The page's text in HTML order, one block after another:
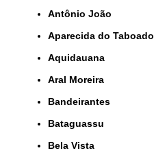
Antônio João
Aparecida do Taboado
Aquidauana
Aral Moreira
Bandeirantes
Bataguassu
Bela Vista